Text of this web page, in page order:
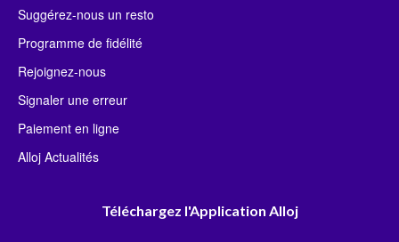
Suggérez-nous un resto
Programme de fidélité
Rejoignez-nous
Signaler une erreur
Paiement en ligne
Alloj Actualités
Téléchargez l'Application Alloj